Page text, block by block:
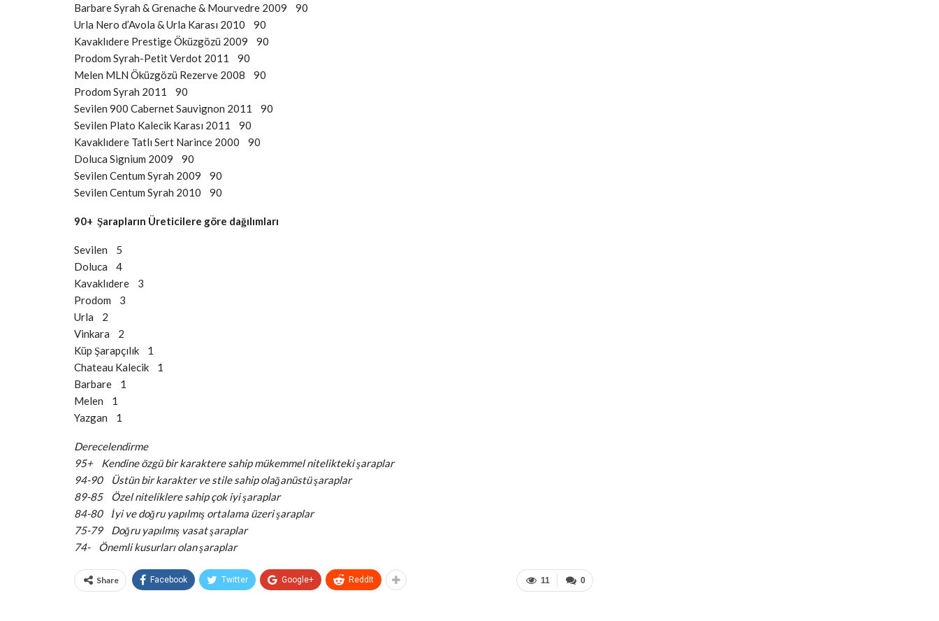
Barbare Syrah & Grenache & Mourvedre 2009 90
Urla Nero d’Avola & Urla Karası 2010 90
Kavaklıdere Prestige Öküzgözü 2009 90
Prodom Syrah-Petit Verdot 2011 90
Melen MLN Öküzgözü Rezerve 2008 90
Prodom Syrah 2011 90
Sevilen 900 Cabernet Sauvignon 2011 90
Sevilen Plato Kalecik Karası 2011 90
Kavaklıdere Tatlı Sert Narince 2000 90
Doluca Signium 2009 90
Sevilen Centum Syrah 2009 90
Sevilen Centum Syrah 2010 90
90+ Şarapların Üreticilere göre dağılımları
Sevilen 5
Doluca 4
Kavaklıdere 3
Prodom 3
Urla 2
Vinkara 2
Küp Şarapçılık 1
Chateau Kalecik 1
Barbare 1
Melen 1
Yazgan 1
Derecelendirme
95+ Kendine özgü bir karaktere sahip mükemmel nitelikteki şaraplar
94-90 Üstün bir karakter ve stile sahip olağanüstü şaraplar
89-85 Özel niteliklere sahip çok iyi şaraplar
84-80 İyi ve doğru yapılmış ortalama üzeri şaraplar
75-79 Doğru yapılmış vasat şaraplar
74- Önemli kusurları olan şaraplar
0
11
Share Facebook Twitter Google+ ReddIt